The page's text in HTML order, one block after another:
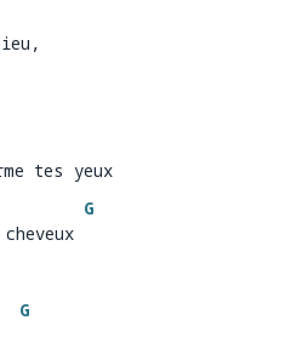
mon dieu,
tes yeux
G
G